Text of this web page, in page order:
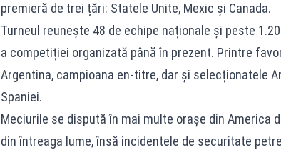
premieră de trei țări: Statele Unite, Mexic și Canada.
Turneul reunește 48 de echipe naționale și peste
a competiției organizată până în prezent. Printre
Argentina, campioana en-titre, dar și selecționatele
Spaniei.
Meciurile se dispută în mai multe orașe din America
din întreaga lume, însă incidentele de securitate